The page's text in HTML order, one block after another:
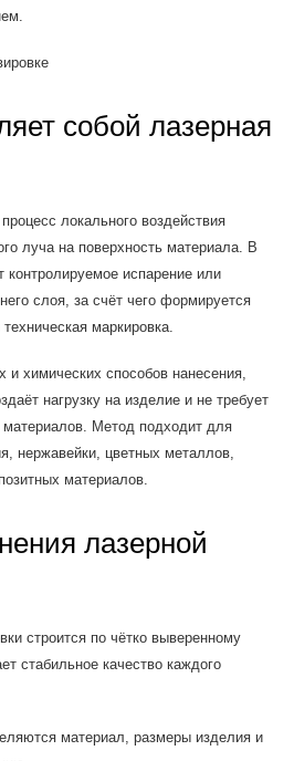
собой лазерная
локального воздействия
луча на поверхность материала. В
контролируемое испарение или
слоя, за счёт чего формируется
маркировка.
и химических способов нанесения,
нагрузку на изделие и не требует
материалов. Метод подходит для
нержавейки, цветных металлов,
материалов.
лазерной
строится по чётко выверенному
стабильное качество каждого
материал, размеры изделия и